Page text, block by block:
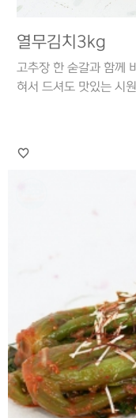
열무김치3kg
고추장 한 숟갈과 함께
혀서 드셔도 맛있는 시